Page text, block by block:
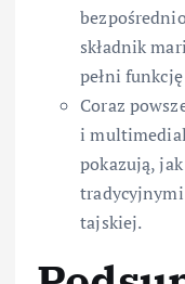
składnik
pełni
Coraz
i
pokazują,
tajskiej.